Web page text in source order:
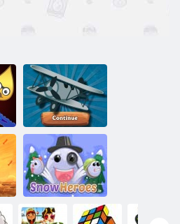
Lidmašīna. io